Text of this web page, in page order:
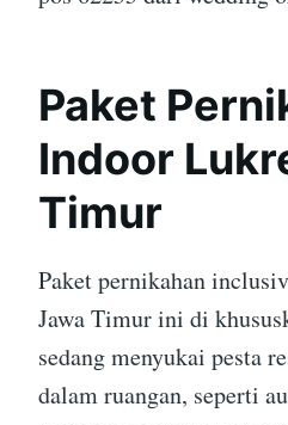
Paket
Indoor
Timur
Paket pernikahan
Jawa Timur ini di
sedang menyukai pesta
dalam ruangan, seperti